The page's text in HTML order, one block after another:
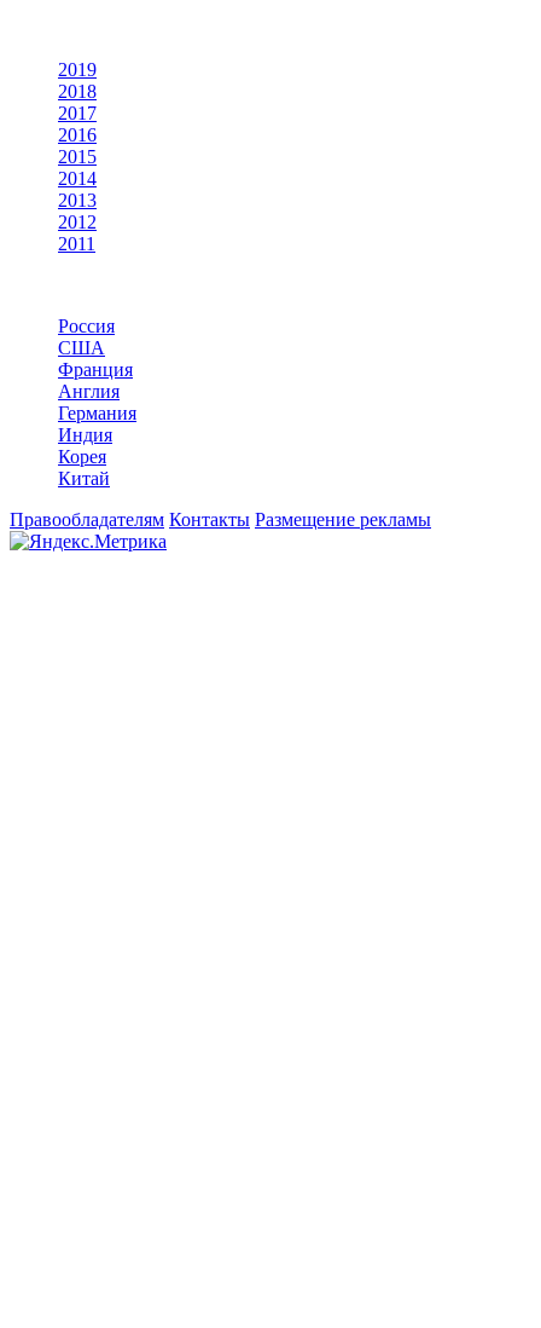
2019
2018
2017
2016
2015
2014
2013
2012
2011
Россия
США
Франция
Англия
Германия
Индия
Корея
Китай
Правообладателям Контакты Размещение рекламы